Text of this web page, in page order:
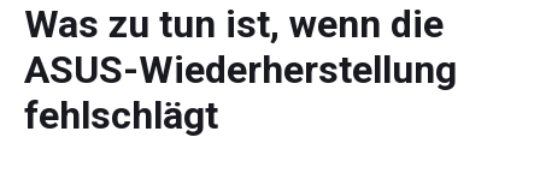
Was zu tun ist, wenn die
ASUS-Wiederherstellung
fehlschlägt